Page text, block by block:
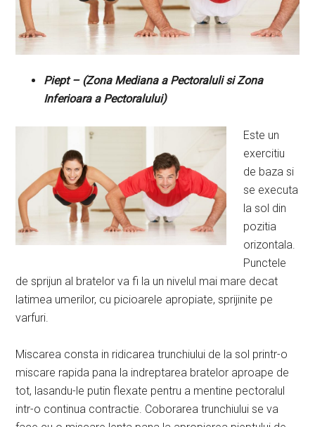
Piept – (Zona Mediana a Pectoraluli si Zona
Inferioara a Pectoralului)
Este un
exercitiu
de baza si
se executa
la sol din
pozitia
orizontala.
Punctele
de sprijun al bratelor va fi la un nivelul mai mare decat
latimea umerilor, cu picioarele apropiate, sprijinite pe
varfuri.
Miscarea consta in ridicarea trunchiului de la sol printr-o
miscare rapida pana la indreptarea bratelor aproape de
tot, lasandu-le putin flexate pentru a mentine pectoralul
intr-o continua contractie. Coborarea trunchiului se va